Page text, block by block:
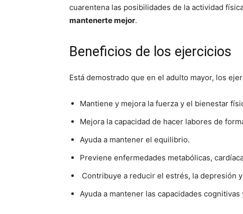
cuarentena las posibilidades de la actividad
mantenerte mejor.
Beneficios de los ejercicios
Está demostrado que en el adulto mayor, los
Mantiene y mejora la fuerza y el bienestar
Mejora la capacidad de hacer labores de
Ayuda a mantener el equilibrio.
Previene enfermedades metabólicas,
Contribuye a reducir el estrés, la depresión
Ayuda a mantener las capacidades